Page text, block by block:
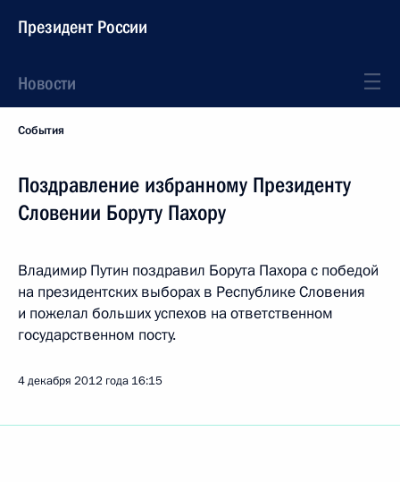
Президент России
Новости
События
Поздравление избранному Президенту
Словении Боруту Пахору
Владимир Путин поздравил Борута Пахора с победой
на президентских выборах в Республике Словения
и пожелал больших успехов на ответственном
государственном посту.
4 декабря 2012 года 16:15